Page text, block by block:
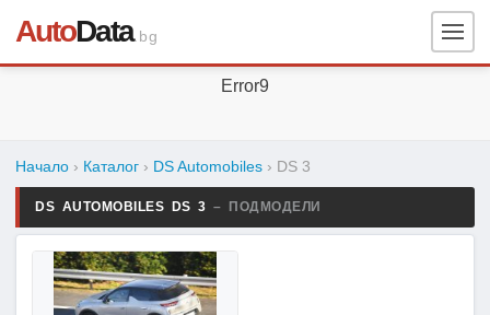
AutoData.bg
Error9
Начало › Каталог › DS Automobiles › DS 3
DS AUTOMOBILES DS 3 – ПОДМОДЕЛИ